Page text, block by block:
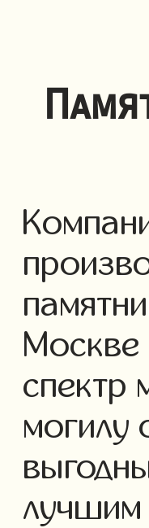
спектр
могилу
лучшим